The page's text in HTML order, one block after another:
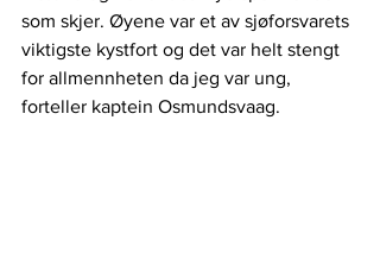
som skjer. Øyene var et av sjøforsvarets
viktigste kystfort og det var helt stengt
for allmennheten da jeg var ung,
forteller kaptein Osmundsvaag.